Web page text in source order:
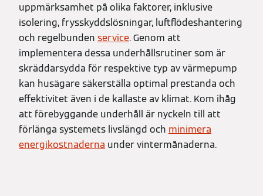
uppmärksamhet på olika faktorer, inklusive
isolering, frysskyddslösningar, luftflödeshantering
och regelbunden service. Genom att
implementera dessa underhållsrutiner som är
skräddarsydda för respektive typ av värmepump
kan husägare säkerställa optimal prestanda och
effektivitet även i de kallaste av klimat. Kom ihåg
att förebyggande underhåll är nyckeln till att
förlänga systemets livslängd och minimera
energikostnaderna under vintermånaderna.